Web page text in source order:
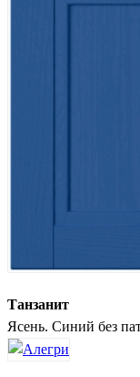
Танзанит
Ясень. Синий без